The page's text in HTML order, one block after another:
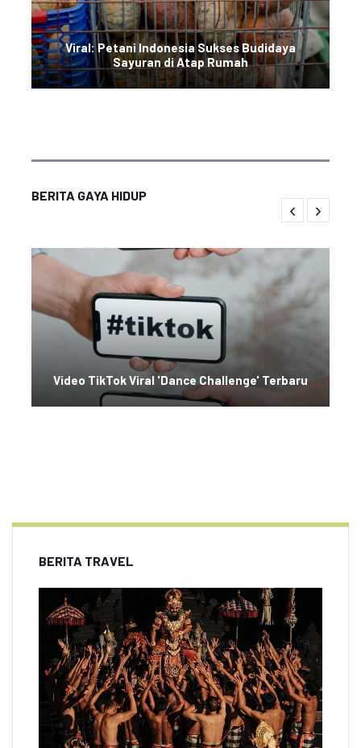
Viral: Petani Indonesia Sukses Budidaya
Sayuran di Atap Rumah
BERITA GAYA HIDUP
Video TikTok Viral 'Dance Challenge' Terbaru
BERITA TRAVEL